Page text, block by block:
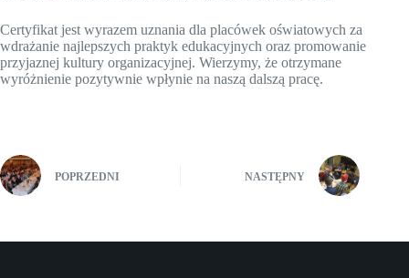
Certyfikat jest wyrazem uznania dla placówek oświatowych za
wdrażanie najlepszych praktyk edukacyjnych oraz promowanie
przyjaznej kultury organizacyjnej. Wierzymy, że otrzymane
wyróżnienie pozytywnie wpłynie na naszą dalszą pracę.
POPRZEDNI NASTĘPNY